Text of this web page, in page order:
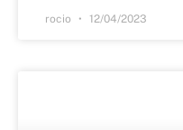
rocio 12/04/2023